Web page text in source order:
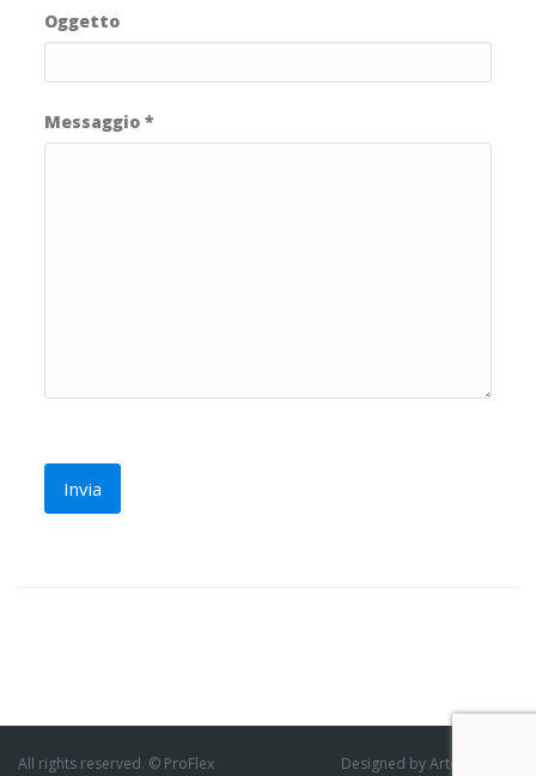
Oggetto
Messaggio *
All rights reserved. © ProFlex Designed by ArtofThemes